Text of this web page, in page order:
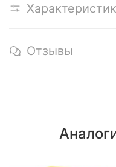
Отзывы